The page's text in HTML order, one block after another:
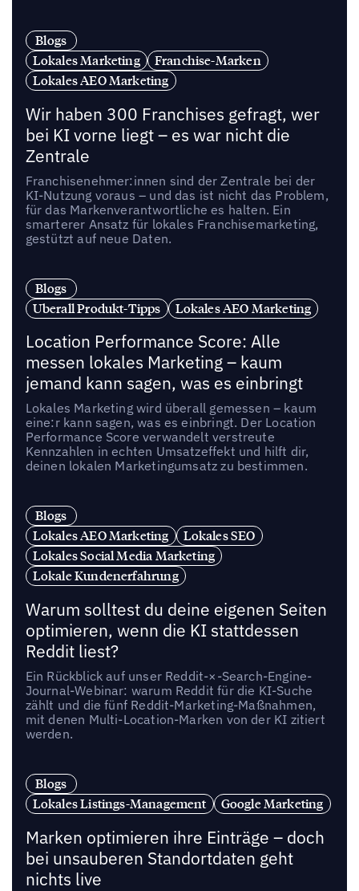
Blogs
Lokales Marketing
Franchise-Marken
Lokales AEO Marketing
Wir haben 300 Franchises gefragt, wer
bei KI vorne liegt – es war nicht die
Zentrale
Franchisenehmer:innen sind der Zentrale bei der
KI-Nutzung voraus – und das ist nicht das Problem,
für das Markenverantwortliche es halten. Ein
smarterer Ansatz für lokales Franchisemarketing,
gestützt auf neue Daten.
Blogs
Uberall Produkt-Tipps
Lokales AEO Marketing
Location Performance Score: Alle
messen lokales Marketing – kaum
jemand kann sagen, was es einbringt
Lokales Marketing wird überall gemessen – kaum
eine:r kann sagen, was es einbringt. Der Location
Performance Score verwandelt verstreute
Kennzahlen in echten Umsatzeffekt und hilft dir,
deinen lokalen Marketingumsatz zu bestimmen.
Blogs
Lokales AEO Marketing
Lokales SEO
Lokales Social Media Marketing
Lokale Kundenerfahrung
Warum solltest du deine eigenen Seiten
optimieren, wenn die KI stattdessen
Reddit liest?
Ein Rückblick auf unser Reddit-×-Search-Engine-
Journal-Webinar: warum Reddit für die KI-Suche
zählt und die fünf Reddit-Marketing-Maßnahmen,
mit denen Multi-Location-Marken von der KI zitiert
werden.
Blogs
Lokales Listings-Management
Google Marketing
Marken optimieren ihre Einträge – doch
bei unsauberen Standortdaten geht
nichts live